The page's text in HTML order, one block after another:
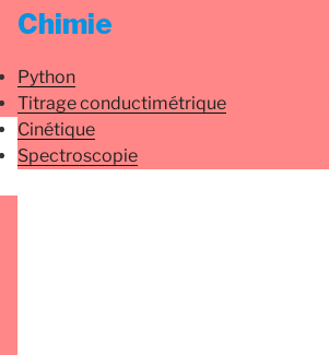
Chimie
Python
Titrage conductimétrique
Cinétique
Spectroscopie